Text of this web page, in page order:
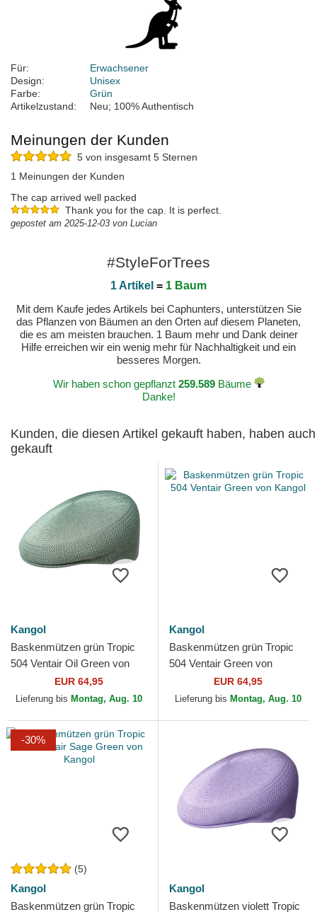
Für:
Erwachsener
Design:
Unisex
Farbe:
Grün
Artikelzustand:
Neu; 100% Authentisch
Meinungen der Kunden
5 von insgesamt 5 Sternen
1 Meinungen der Kunden
The cap arrived well packed
Thank you for the cap. It is perfect.
gepostet am 2025-12-03 von Lucian
#StyleForTrees
1 Artikel = 1 Baum
Mit dem Kaufe jedes Artikels bei Caphunters, unterstützen Sie
das Pflanzen von Bäumen an den Orten auf diesem Planeten,
die es am meisten brauchen. 1 Baum mehr und Dank deiner
Hilfe erreichen wir ein wenig mehr für Nachhaltigkeit und ein
besseres Morgen.
Wir haben schon gepflanzt 259.589Bäume
Danke!
Kunden, die diesen Artikel gekauft haben, haben auch
gekauft
Kangol
Baskenmützen grün Tropic
504 Ventair Oil Green von
EUR 64,95
Lieferung bis Montag, Aug. 10
Kangol
Baskenmützen grün Tropic
504 Ventair Green von
EUR 64,95
Lieferung bis Montag, Aug. 10
-30%
(5)
Kangol
Baskenmützen grün Tropic
Kangol
Baskenmützen violett Tropic